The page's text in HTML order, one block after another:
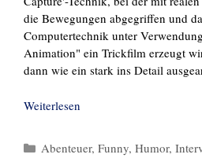
die Bewegungen abgegriffen und
Computertechnik unter
Animation" ein Trickfilm erzeugt
dann wie ein stark ins Detail
Weiterlesen
Kategorien
Abenteuer, Funny, Humor,